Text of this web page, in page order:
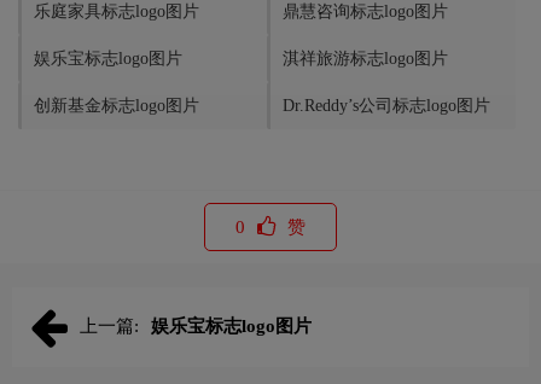
乐庭家具标志logo图片 鼎慧咨询标志logo图片
娱乐宝标志logo图片 淇祥旅游标志logo图片
创新基金标志logo图片 Dr.Reddy’s公司标志logo图片
0 赞
上一篇: 娱乐宝标志logo图片